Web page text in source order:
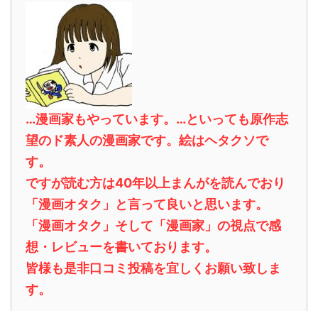
…漫画家もやっています。…といっても原作志
望のド素人の漫画家です。絵はヘタクソで
す。
ですが読む方は40年以上まんがを読んでおり
「漫画オタク」と言って良いと思います。
「漫画オタク」そして「漫画家」の視点で感
想・レビューを書いております。
皆様も是非口コミ投稿を宜しくお願い致しま
す。